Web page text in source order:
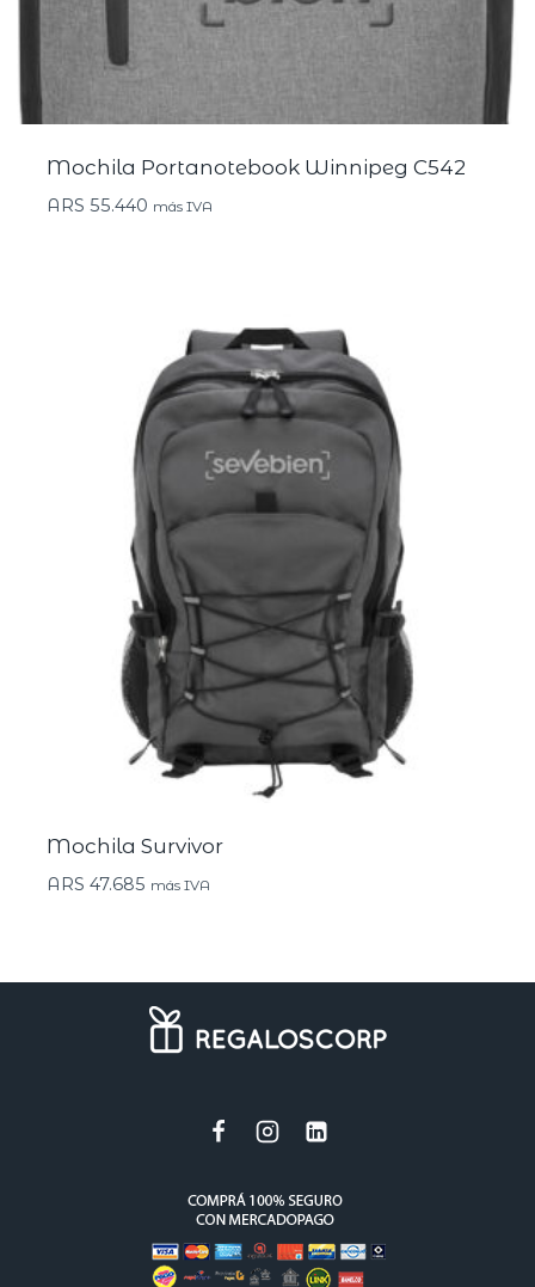
Mochila Portanotebook Winnipeg C542
ARS 55.440 más IVA
Mochila Survivor
ARS 47.685 más IVA